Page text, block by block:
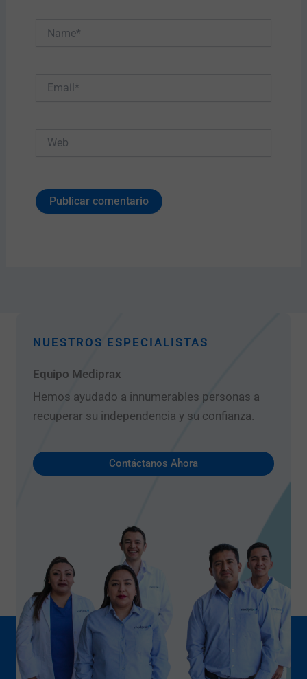
NUESTROS ESPECIALISTAS
Equipo Mediprax
Hemos ayudado a innumerables personas a
recuperar su independencia y su confianza.
Contáctanos Ahora